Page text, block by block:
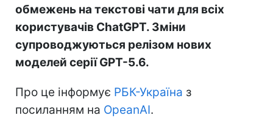
обмежень на текстові чати для всіх
користувачів ChatGPT. Зміни
супроводжуються релізом нових
моделей серії GPT-5.6.
Про це інформує РБК-Україна з
посиланням на OpeanAI.